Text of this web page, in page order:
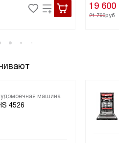
19 600
21 790руб.
машина
4526